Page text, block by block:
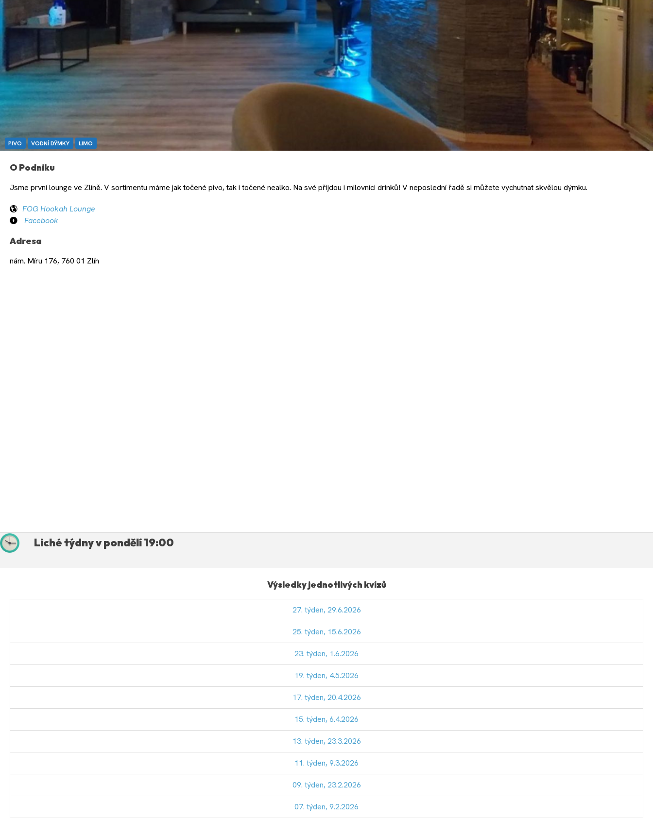
PIVO VODNÍ DÝMKY LIMO
O Podniku
Jsme první lounge ve Zlíně. V sortimentu máme jak točené pivo, tak i točené nealko. Na své přijdou i milovníci drinků! V neposlední řadě si můžete vychutnat skvělou dýmku.
FOG Hookah Lounge
Facebook
Adresa
nám. Míru 176, 760 01 Zlín
Liché týdny v pondělí 19:00
Výsledky jednotlivých kvízů
27. týden, 29.6.2026
25. týden, 15.6.2026
23. týden, 1.6.2026
19. týden, 4.5.2026
17. týden, 20.4.2026
15. týden, 6.4.2026
13. týden, 23.3.2026
11. týden, 9.3.2026
09. týden, 23.2.2026
07. týden, 9.2.2026